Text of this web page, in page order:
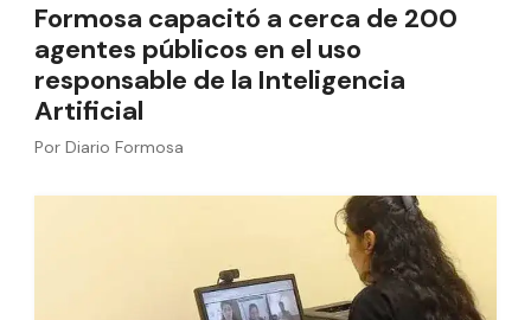
Formosa capacitó a cerca de 200
agentes públicos en el uso
responsable de la Inteligencia
Artificial
Por Diario Formosa